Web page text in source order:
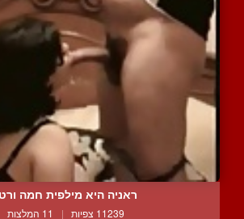
ראניה היא מילפית חמה
11239 צפיות | 11 המלצות